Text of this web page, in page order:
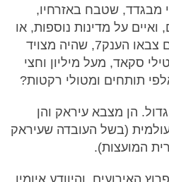
מבגדד, שטבח באזרחיו,
על מדינות נוספות, או
שמא לצאת להתמודדות עם צבאו הענק7, שהיה מצויד
סקאד, מעל מיליון וחצי
הן מצבא עיראק והן
(בשל העובדה שעיראק
המועצות).
האירועים, והיוודע איומיו